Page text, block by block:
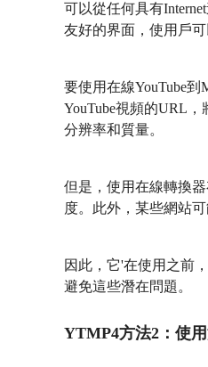
可以從任何具有
友好的界面，使用戶可
要使用在線YouTube
YouTube視頻的URL
分辨率和質量。
但是，使用在線轉換
度。此外，某些網站
因此，它'在使用之前
避免這些潛在問題。
YTMP4方法2：使